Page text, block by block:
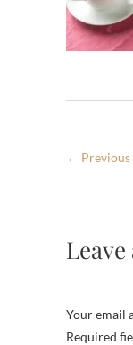
← Previous
Your email
Required